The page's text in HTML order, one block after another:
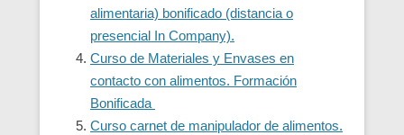
alimentaria) bonificado (distancia o
presencial In Company).
Curso de Materiales y Envases en
contacto con alimentos. Formación
Bonificada
Curso carnet de manipulador de alimentos.